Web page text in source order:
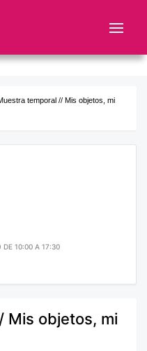
temporal // Mis objetos, mi
DE 10:00 A 17:30
Mis objetos, mi